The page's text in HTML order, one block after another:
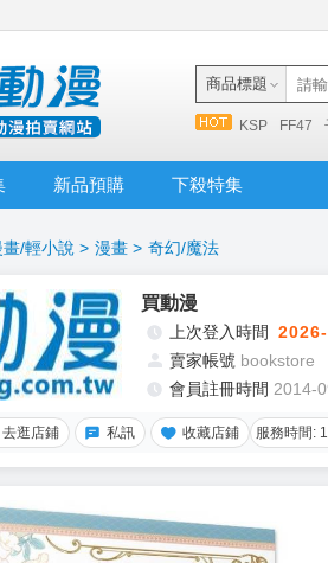
商品標題
KSP FF47
新品預購 下殺特集
畫/輕小說 > 漫畫 > 奇幻/魔法
買動漫
上次登入時間
賣家帳號 bookstore
會員註冊時間 2014-
去逛店鋪 私訊 收藏店鋪 服務時間: